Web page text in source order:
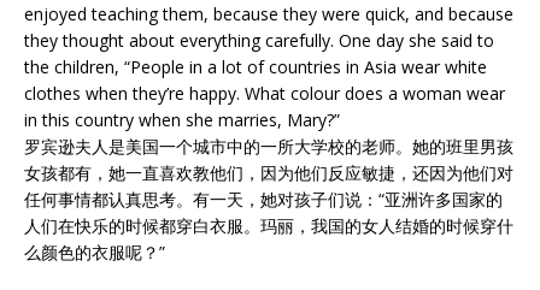
enjoyed teaching them, because they were quick, and because
they thought about everything carefully. One day she said to
the children, “People in a lot of countries in Asia wear white
clothes when they’re happy. What colour does a woman wear
in this country when she marries, Mary?”
罗宾逊夫人是美国一个城市中的一所大学校的老师。她的班里男孩
女孩都有，她一直喜欢教他们，因为他们反应敏捷，还因为他们对
任何事情都认真思考。有一天，她对孩子们说：“亚洲许多国家的
人们在快乐的时候都穿白衣服。玛丽，我国的女人结婚的时候穿什
么颜色的衣服呢？”